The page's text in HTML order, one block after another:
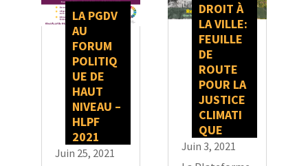
LA PGDV
AU
FORUM
POLITIQ
UE DE
HAUT
NIVEAU –
HLPF
2021
Juin 25, 2021
DROIT À
LA VILLE:
FEUILLE
DE
ROUTE
POUR LA
JUSTICE
CLIMATI
QUE
Juin 3, 2021